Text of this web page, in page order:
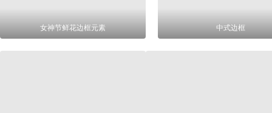
女神节鲜花边框元素 中式边框